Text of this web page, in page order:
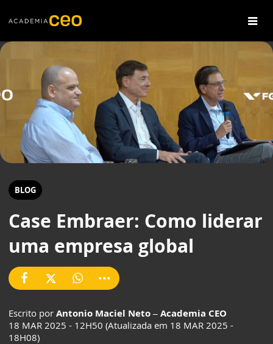
BLOG
Case Embraer: Como liderar
uma empresa global
Escrito por Antonio Maciel Neto – Academia CEO
18 MAR 2025 - 12H50 (Atualizada em 18 MAR 2025 -
18H08)